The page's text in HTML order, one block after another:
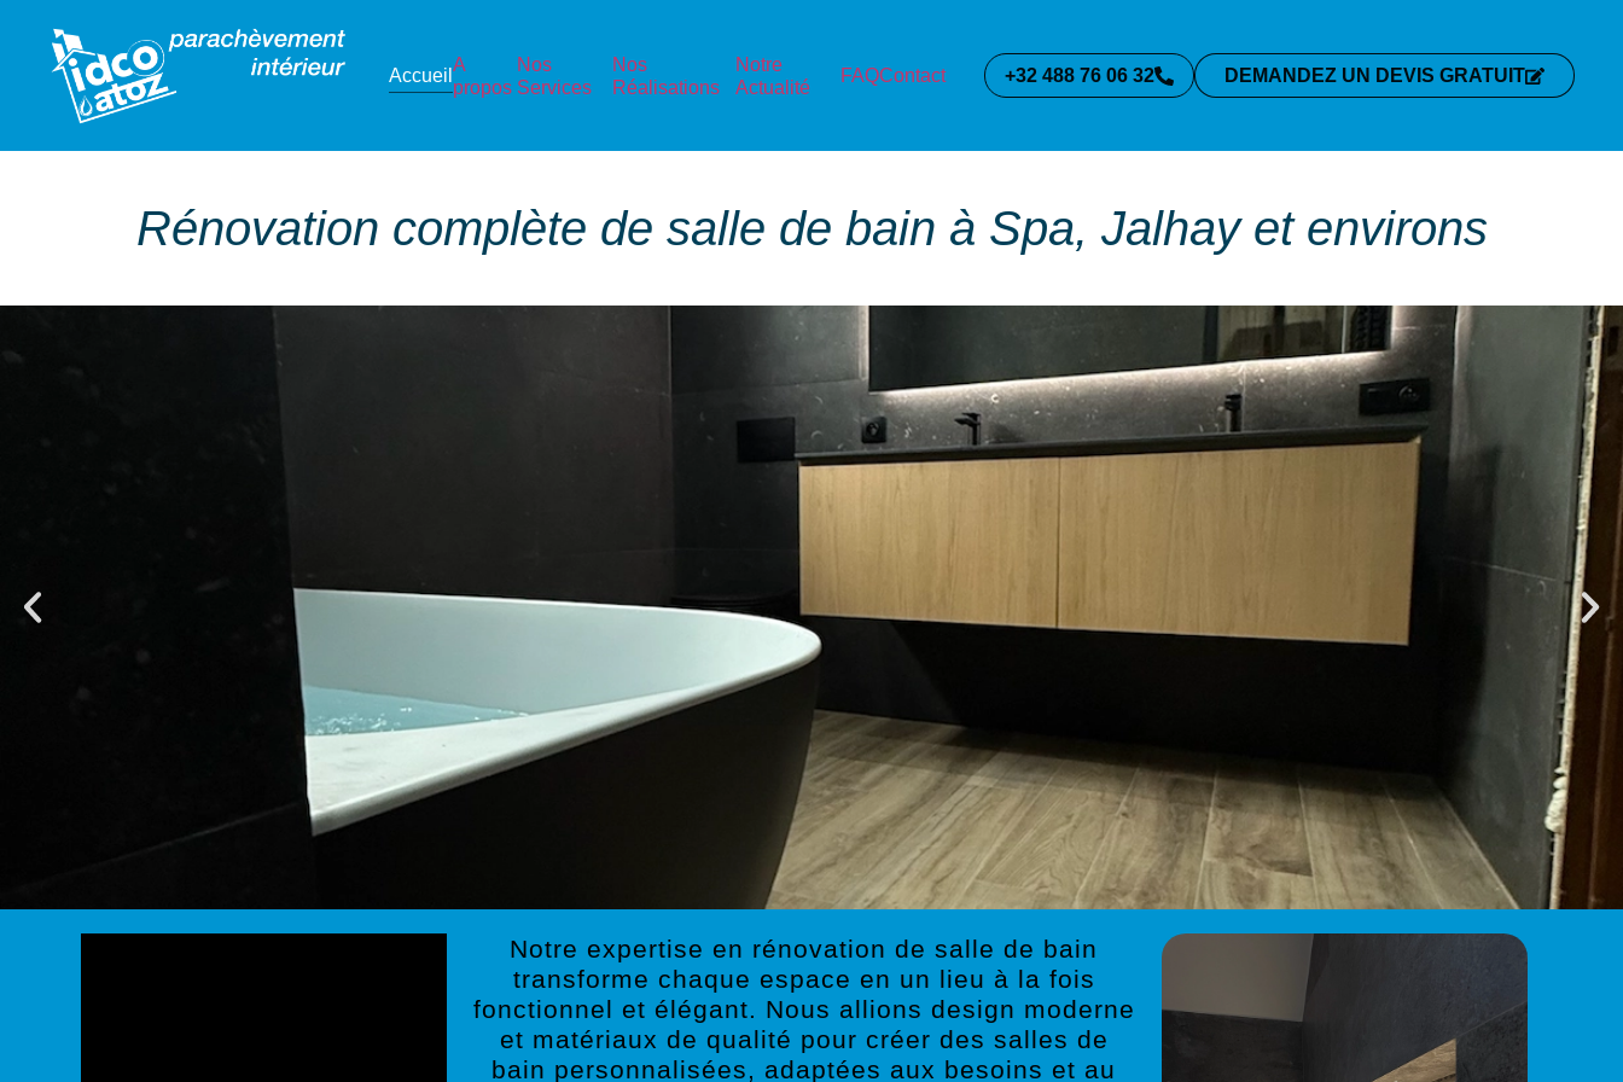
Accueil
A
propos
Nos
Services
Nos
Réalisations
Notre
Actualité
FAQContact +32 488 76 06 32 DEMANDEZ UN DEVIS GRATUIT
Rénovation complète de salle de bain à Spa, Jalhay et environs
Notre expertise en rénovation de salle de bain
transforme chaque espace en un lieu à la fois
fonctionnel et élégant. Nous allions design moderne
et matériaux de qualité pour créer des salles de
bain personnalisées, adaptées aux besoins et au